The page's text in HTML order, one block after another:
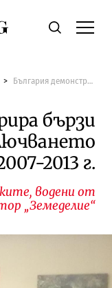
Economic.bgТърсене
България демонстрира бързи темпове по приключването на ПРСР 2007-2013 г.
бързи
2013 г.
водени от
„Земеделие“